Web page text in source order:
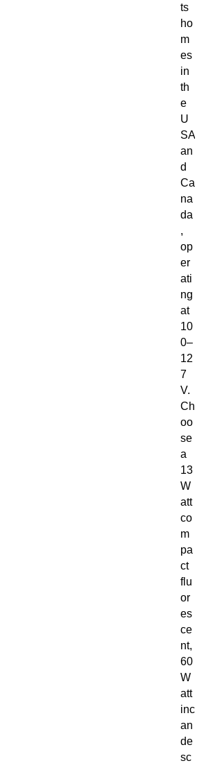
ts
ho
m
es
in
th
e
U
SA
an
d
Ca
na
da
,
op
er
ati
ng
at
10
0–
12
7
V.
Ch
oo
se
a
13
W
att
co
m
pa
ct
flu
or
es
ce
nt,
60
W
att
inc
an
de
sc